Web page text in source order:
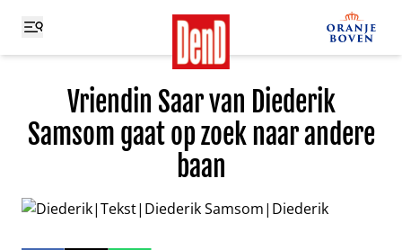
Vriendin Saar van Diederik
Samsom gaat op zoek naar andere
baan